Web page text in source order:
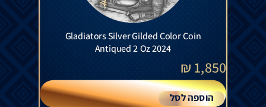
Gladiators Silver Gilded Color Coin
Antiqued 2 Oz 2024
1,850
₪
הוספה לסל